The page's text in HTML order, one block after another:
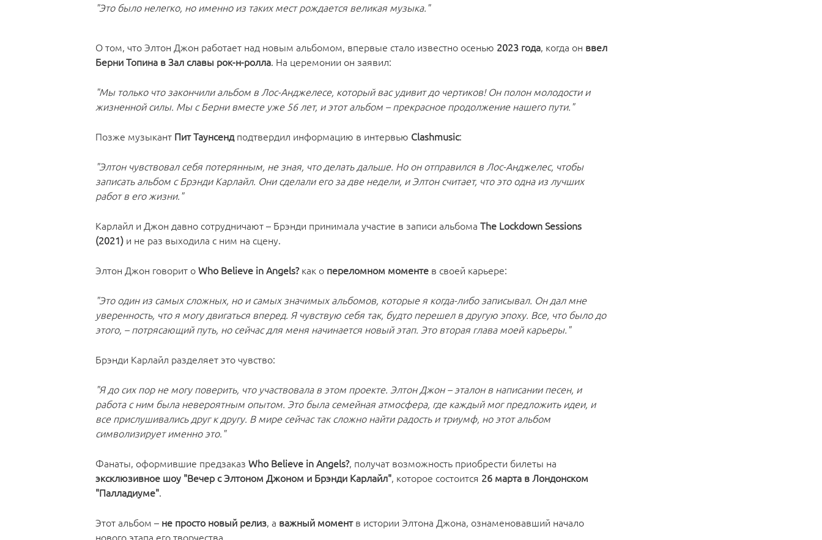
"Это было нелегко, но именно из таких мест рождается великая музыка."
О том, что Элтон Джон работает над новым альбомом, впервые стало известно осенью 2023 года, когда он ввел
Берни Топина в Зал славы рок-н-ролла. На церемонии он заявил:
"Мы только что закончили альбом в Лос-Анджелесе, который вас удивит до чертиков! Он полон молодости и
жизненной силы. Мы с Берни вместе уже 56 лет, и этот альбом – прекрасное продолжение нашего пути."
Позже музыкант Пит Таунсендподтвердил информацию в интервью Clashmusic:
"Элтон чувствовал себя потерянным, не зная, что делать дальше. Но он отправился в Лос-Анджелес, чтобы
записать альбом с Брэнди Карлайл. Они сделали его за две недели, и Элтон считает, что это одна из лучших
работ в его жизни."
Карлайл и Джон давно сотрудничают – Брэнди принимала участие в записи альбома The Lockdown Sessions
(2021) и не раз выходила с ним на сцену.
Элтон Джон говорит оWho Believe in Angels?как о переломном моменте в своей карьере:
"Это один из самых сложных, но и самых значимых альбомов, которые я когда-либо записывал. Он дал мне
уверенность, что я могу двигаться вперед. Я чувствую себя так, будто перешел в другую эпоху. Все, что было до
этого, – потрясающий путь, но сейчас для меня начинается новый этап. Это вторая глава моей карьеры."
Брэнди Карлайл разделяет это чувство:
"Я до сих пор не могу поверить, что участвовала в этом проекте. Элтон Джон – эталон в написании песен, и
работа с ним была невероятным опытом. Это была семейная атмосфера, где каждый мог предложить идеи, и
все прислушивались друг к другу. В мире сейчас так сложно найти радость и триумф, но этот альбом
символизирует именно это."
Фанаты, оформившие предзаказ Who Believe in Angels?, получат возможность приобрести билеты на
эксклюзивное шоу "Вечер с Элтоном Джоном и Брэнди Карлайл", которое состоится 26 марта в Лондонском
"Палладиуме".
Этот альбом – не просто новый релиз, а важный моментв истории Элтона Джона, ознаменовавший начало
нового этапа его творчества.